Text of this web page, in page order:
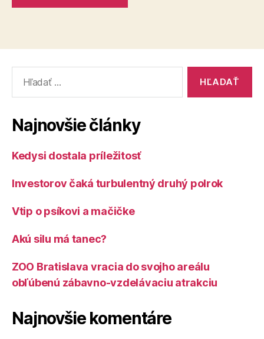
Najnovšie články
Kedysi dostala príležitosť
Investorov čaká turbulentný druhý polrok
Vtip o psíkovi a mačičke
Akú silu má tanec?
ZOO Bratislava vracia do svojho areálu
obľúbenú zábavno-vzdelávaciu atrakciu
Najnovšie komentáre